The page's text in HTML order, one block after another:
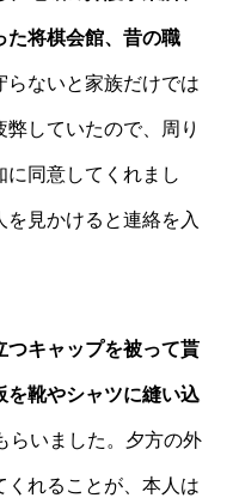
た将棋会館、昔の職
らないと家族だけでは
していたので、周り
同意してくれまし
見かけると連絡を入
つキャップを被って貰
を靴やシャツに縫い込
らいました。夕方の外
くれることが、本人は